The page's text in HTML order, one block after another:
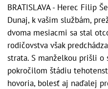
BRATISLAVA - Herec Filip
Dunaj, k vašim službám,
dvoma mesiacmi sa stal
rodičovstva však
strata. S manželkou prišli
pokročilom štádiu
hovoria, bolesť aj naďalej